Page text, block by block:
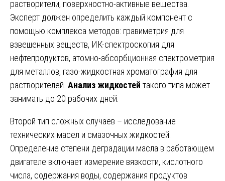
растворители, поверхностно-активные вещества.
Эксперт должен определить каждый компонент с
помощью комплекса методов: гравиметрия для
взвешенных веществ, ИК-спектроскопия для
нефтепродуктов, атомно-абсорбционная спектрометрия
для металлов, газо-жидкостная хроматография для
растворителей. Анализ жидкостей такого типа может
занимать до 20 рабочих дней.
Второй тип сложных случаев – исследование
технических масел и смазочных жидкостей.
Определение степени деградации масла в работающем
двигателе включает измерение вязкости, кислотного
числа, содержания воды, содержания продуктов